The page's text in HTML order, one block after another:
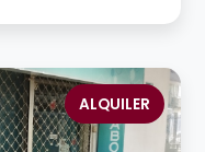
ALQUILER